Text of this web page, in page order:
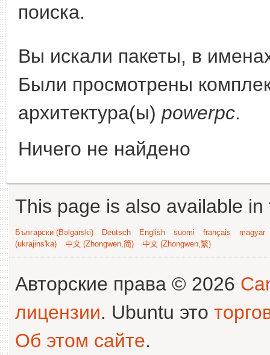
поиска.
Вы искали пакеты, в
Были просмотрены
архитектура(ы) powerpc.
Ничего не найдено
This page is also available
Български (Bəlgarski) Deutsch English suomi français
magyar
(ukrajins'ka)
中文 (Zhongwen,简) 中文 (Zhongwen,繁)
Авторские права © 2026
лицензии. Ubuntu это
Об этом сайте.